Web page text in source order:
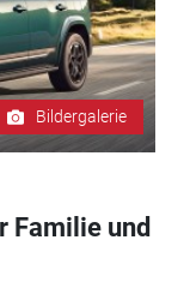
Bildergalerie
Familie und